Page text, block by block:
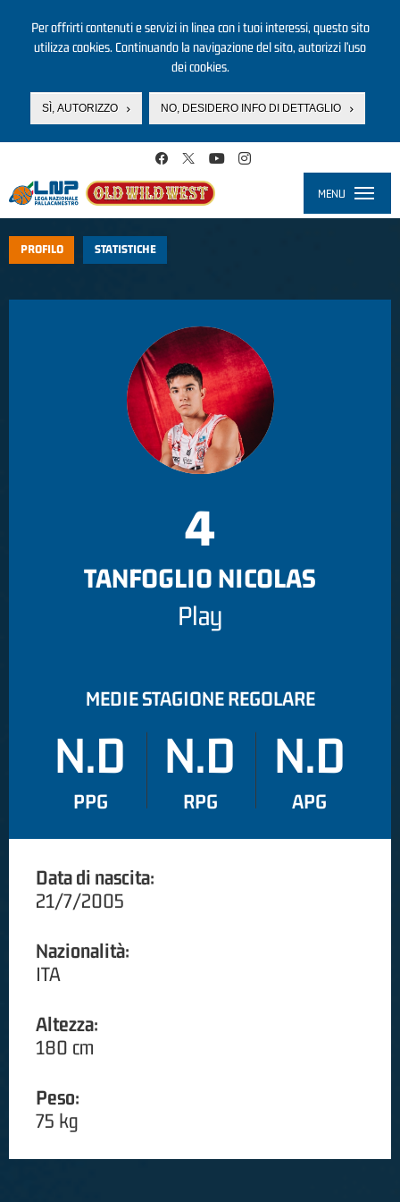
Per offrirti contenuti e servizi in linea con i tuoi interessi, questo sito
utilizza cookies. Continuando la navigazione del sito, autorizzi l’uso
dei cookies.
SÌ, AUTORIZZO NO, DESIDERO INFO DI DETTAGLIO
MENU
PROFILO STATISTICHE
4
TANFOGLIO NICOLAS
Play
MEDIE STAGIONE REGOLARE
N.D
PPG
N.D
RPG
N.D
APG
Data di nascita:
21/7/2005
Nazionalità:
ITA
Altezza:
180 cm
Peso:
75 kg